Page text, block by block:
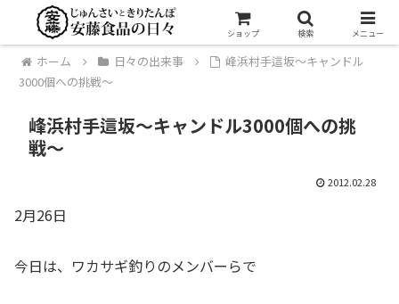
ホーム 日々の出来事
峰浜村手這坂〜キャンドル
3000個への挑戦〜
峰浜村手這坂〜キャンドル3000個への挑
戦〜
2012.02.28
2月26日
今日は、ワカサギ釣りのメンバーらで
ショップ 検索 メニュー